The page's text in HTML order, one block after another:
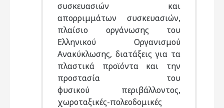
συσκευασιών και
απορριμμάτων συσκευασιών,
πλαίσιο οργάνωσης του
Ελληνικού Οργανισμού
Ανακύκλωσης, διατάξεις για τα
πλαστικά προϊόντα και την
προστασία του
φυσικού περιβάλλοντος,
χωροταξικές-πολεοδομικές